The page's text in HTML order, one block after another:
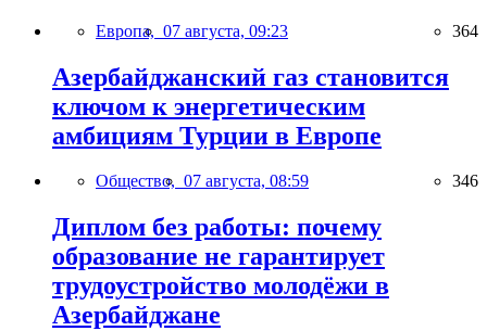
Европа, 07 августа, 09:23 364
Азербайджанский газ становится
ключом к энергетическим
амбициям Турции в Европе
Общество, 07 августа, 08:59 346
Диплом без работы: почему
образование не гарантирует
трудоустройство молодёжи в
Азербайджане